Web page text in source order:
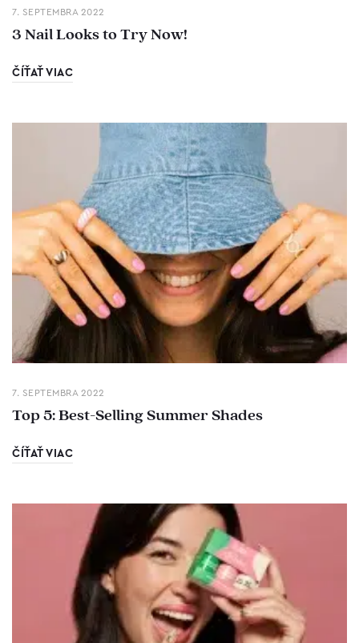
7. SEPTEMBRA 2022
3 Nail Looks to Try Now!
ČÍŤAŤ VIAC
7. SEPTEMBRA 2022
Top 5: Best-Selling Summer Shades
ČÍŤAŤ VIAC